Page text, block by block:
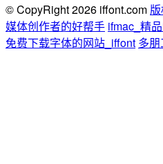
© CopyRight 2026 iffont.com
媒体创作者的好帮手 ifmac_精
免费下载字体的网站_iffont 多